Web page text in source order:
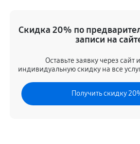
890 руб 70
Замена северного моста
Замена экрана ноутбука Asus 13
Скидка 20% по
записи на
Оставьте заявку через сайт
индивидуальную скидку на все
Получить скидку